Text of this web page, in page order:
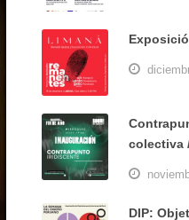
colectiva
DIP: